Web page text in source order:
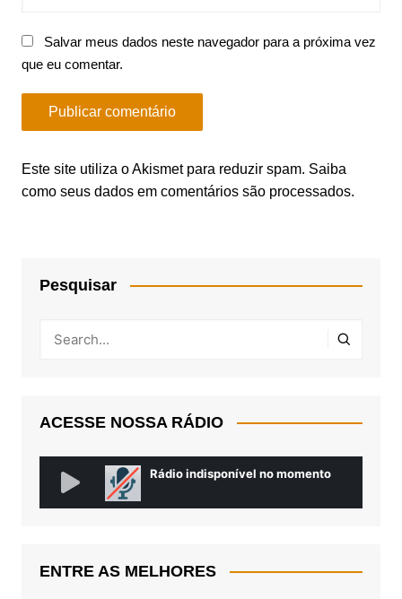
Salvar meus dados neste navegador para a próxima vez
que eu comentar.
Este site utiliza o Akismet para reduzir spam. Saiba
como seus dados em comentários são processados.
Pesquisar
ACESSE NOSSA RÁDIO
ENTRE AS MELHORES